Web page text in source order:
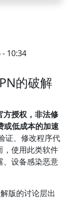
10:34
的破解
授权，非法修
或低成本的加速
证、修改程序代
，使用此类软件
、设备感染恶意
版的讨论层出